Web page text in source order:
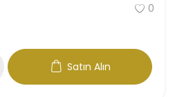
0
Satın Alın